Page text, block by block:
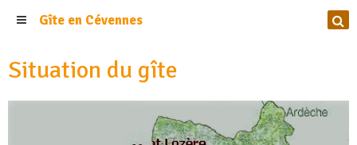
Gîte en Cévennes
Situation du gîte